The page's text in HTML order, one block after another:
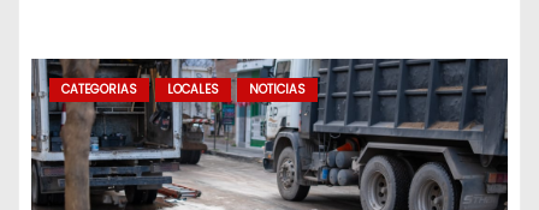
CATEGORIAS LOCALES NOTICIAS